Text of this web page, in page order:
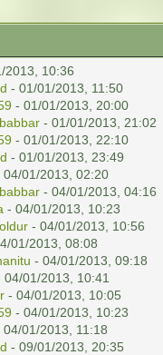
2013, 10:36
- 01/01/2013, 11:50
- 01/01/2013, 20:00
- 01/01/2013, 21:02
- 01/01/2013, 22:10
- 01/01/2013, 23:49
04/01/2013, 02:20
- 04/01/2013, 04:16
- 04/01/2013, 10:23
- 04/01/2013, 10:56
01/2013, 08:08
- 04/01/2013, 09:18
04/01/2013, 10:41
- 04/01/2013, 10:05
- 04/01/2013, 10:23
04/01/2013, 11:18
- 09/01/2013, 20:35